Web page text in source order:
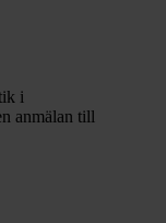
i
anmälan till